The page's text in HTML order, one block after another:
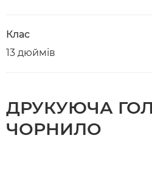
Клас
13 дюймів
ДРУКУЮЧА
ЧОРНИЛО